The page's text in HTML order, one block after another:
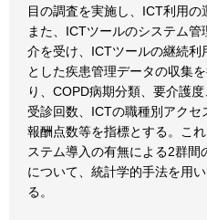
目の調査を実施し、ICT利用の
また、ICTツールのシステム
介を受け、ICTツールの継続利
とした疾患管理データの収集
り、COPD病期分類、要介護
受診回数、ICTの職種別アク
報酬点数等を指標とする。こ
ステム導入の有無による2群
について、統計学的手法を用
る。